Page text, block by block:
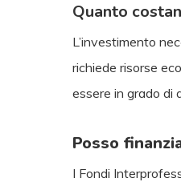
Quanto
L’investimento
richiede risorse
essere in grado di
Posso
I Fondi